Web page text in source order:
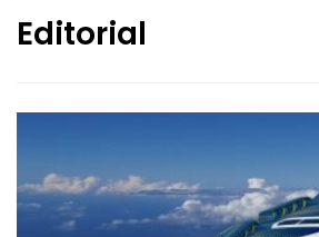
Editorial